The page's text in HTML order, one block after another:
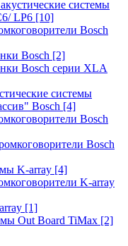
системы
LP6 [10]
Bosch
Bosch [2]
Bosch серии XLA
системы
Bosch [4]
Bosch
Bosch
K-array [4]
K-array
[1]
Out Board TiMax [2]